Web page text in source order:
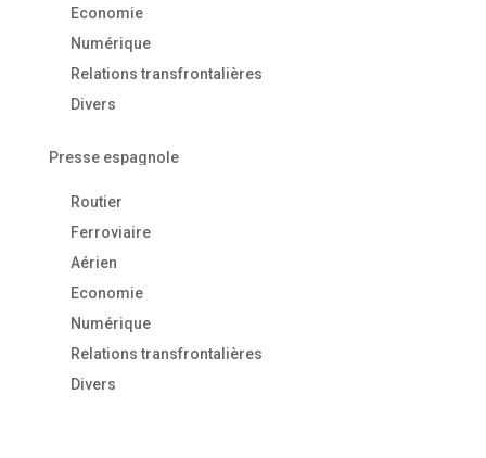
Economie
Numérique
Relations transfrontalières
Divers
Presse espagnole
Routier
Ferroviaire
Aérien
Economie
Numérique
Relations transfrontalières
Divers